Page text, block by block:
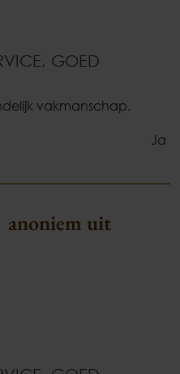
GOED
vakmanschap.
Ja
anoniem uit